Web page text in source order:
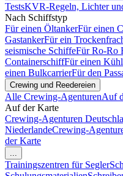
TestsKVR-Regeln, Lichter
Nach Schiffstyp
Für einen ÖltankerFür einen
GastankerFür ein
seismische SchiffeFür Ro-Ro
ContainerschiffFür einen
einen BulkcarrierFür den
Crewing und Reedereien
Alle Crewing-AgenturenAuf
Auf der Karte
Crewing-Agenturen
NiederlandeCrewing-
der Karte
...
Trainingszentren für Segler